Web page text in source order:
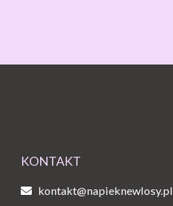
KONTAKT
kontakt@napieknewlosy.pl